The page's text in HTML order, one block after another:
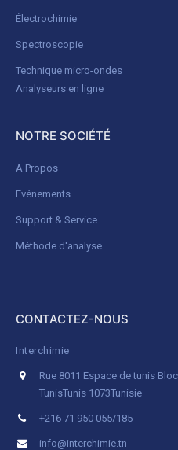
Électrochimie
Spectroscopie
Technique micro-ondes
Analyseurs en ligne
NOTRE SOCIÉTÉ
A Propos
Evénements
Support & Service
Méthode d'analyse
CONTACTEZ-NOUS
Interchimie
Rue 8011 Espace de tunis
TunisTunis 1073Tunisie
+216 71 950 055/185
info@interchimie.tn